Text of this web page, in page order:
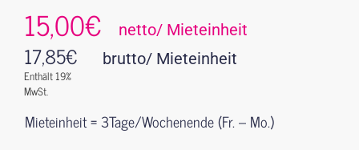
15,00€ netto/ Mieteinheit
17,85€
Enthält 19%
MwSt.
brutto/ Mieteinheit
Mieteinheit = 3Tage/Wochenende (Fr. – Mo.)